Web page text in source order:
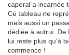
caporal a incarnée
Ce tableau ne
mais aussi un
dédiée à autrui. De
lui reste plus qu’à
commence !